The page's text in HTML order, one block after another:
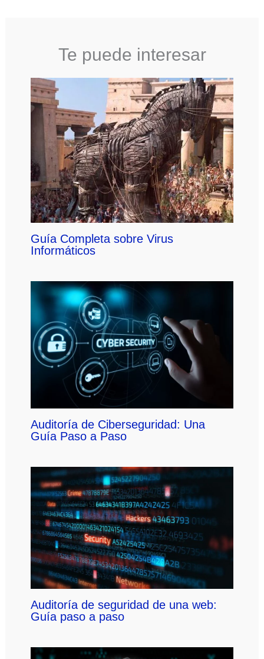
Te puede interesar
Guía Completa sobre Virus
Informáticos
Auditoría de Ciberseguridad: Una
Guía Paso a Paso
Auditoría de seguridad de una web:
Guía paso a paso